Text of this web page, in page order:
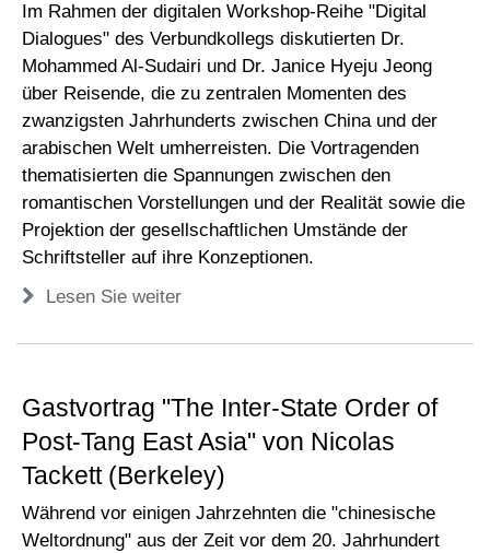
Im Rahmen der digitalen Workshop-Reihe "Digital
Dialogues" des Verbundkollegs diskutierten Dr.
Mohammed Al-Sudairi und Dr. Janice Hyeju Jeong
über Reisende, die zu zentralen Momenten des
zwanzigsten Jahrhunderts zwischen China und der
arabischen Welt umherreisten. Die Vortragenden
thematisierten die Spannungen zwischen den
romantischen Vorstellungen und der Realität sowie die
Projektion der gesellschaftlichen Umstände der
Schriftsteller auf ihre Konzeptionen.
Lesen Sie weiter
Gastvortrag "The Inter-State Order of
Post-Tang East Asia" von Nicolas
Tackett (Berkeley)
Während vor einigen Jahrzehnten die "chinesische
Weltordnung" aus der Zeit vor dem 20. Jahrhundert